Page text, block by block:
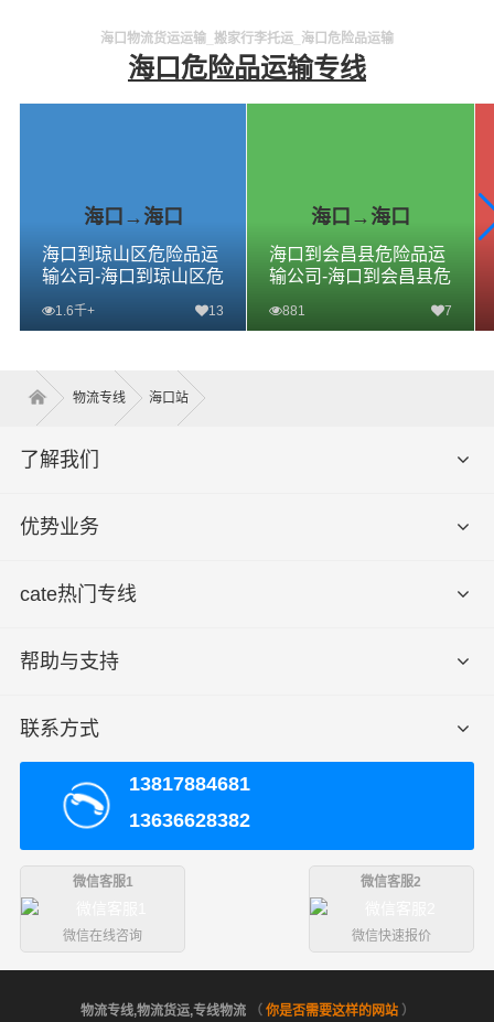
海口物流货运运输_搬家行李托运_海口危险品运输
海口危险品运输专线
海口→海口
海口到琼山区危险品运
输公司-海口到琼山区危
山区危险品专线
1.6千+ 13
海口→海口
海口到会昌县危险品运
输公司-海口到会昌县危
昌县危险品专线
881 7
物流专线 海口站
了解我们
优势业务
cate热门专线
帮助与支持
联系方式
13817884681
13636628382
微信客服1
微信在线咨询
微信客服2
微信快速报价
物流专线,物流货运,专线物流（ 你是否需要这样的网站）